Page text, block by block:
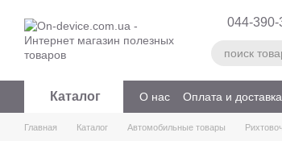
044-390-
Каталог О нас Оплата и доставка
Главная Каталог Автомобильные товары